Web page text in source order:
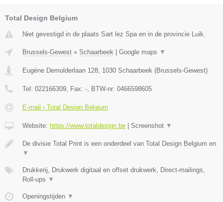
Total Design Belgium
Niet gevestigd in de plaats Sart lez Spa en in de provincie Luik.
Brussels-Gewest » Schaarbeek | Google maps ▼
Eugène Demolderlaan 128 1030 Schaarbeek (Brussels-Gewest)
Tel: 022166309 , Fax: - , BTW-nr: 0466598605
E-mail › Total Design Belgium
Website: https://www.totaldesign.be | Screenshot ▼
De divisie Total Print is een onderdeel van Total Design Belgium en
▼
Drukkerij, Drukwerk digitaal en offset drukwerk, Direct-mailings,
Roll-ups ▼
Openingstijden ▼